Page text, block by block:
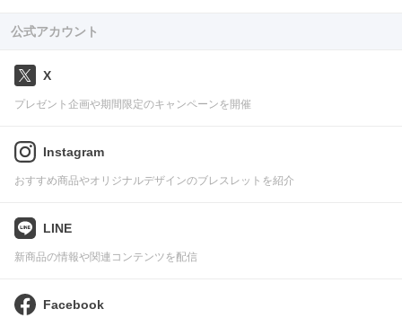
公式アカウント
X
プレゼント企画や期間限定のキャンペーンを開催
Instagram
おすすめ商品やオリジナルデザインのブレスレットを紹介
LINE
新商品の情報や関連コンテンツを配信
Facebook